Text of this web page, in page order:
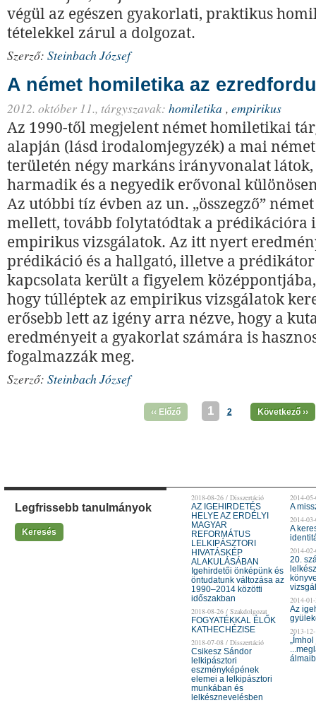
végül az egészen gyakorlati, praktikus
tételekkel zárul a dolgozat.
Szerző: Steinbach József
A német homiletika az
2012. október 11., tárgyszavak: homiletika , empirikus
Az 1990-től megjelent német homiletikai
alapján (lásd irodalomjegyzék) a mai
területén négy markáns irányvonalat látok,
harmadik és a negyedik erővonal
Az utóbbi tíz évben az un. „összegző”
mellett, tovább folytatódtak a prédikációra
empirikus vizsgálatok. Az itt nyert
prédikáció és a hallgató, illetve a prédikátor
kapcsolata került a figyelem
hogy túlléptek az empirikus vizsgálatok
erősebb lett az igény arra nézve, hogy a
eredményeit a gyakorlat számára is
fogalmazzák meg.
Szerző: Steinbach József
‹‹ Előző 1 2 Következő ››
Legfrissebb tanulmányok
Keresés
2018-08-26 / Disszertáció
AZ IGEHIRDETÉS
HELYE AZ ERDÉLYI
MAGYAR
REFORMÁTUS
LELKIPÁSZTORI
HIVATÁSKÉP
ALAKULÁSÁBAN
Igehirdetői önképünk és
öntudatunk változása az
1990–2014 közötti
időszakban
2018-08-26 / Szakdolgozat
FOGYATÉKKAL ÉLŐK
KATHECHÉZISE
2018-07-08 / Disszertáció
Csikesz Sándor
lelkipásztori
eszményképének
elemei a lelkipásztori
munkában és
lelkésznevelésben
2014-
A
2014-
A
2014-
20.
2014-
Az
2013-